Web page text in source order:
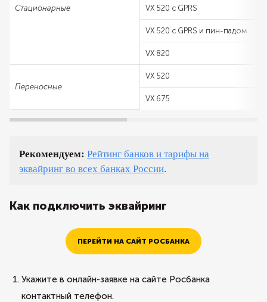
Стационарные VX 520 с GPRS
VX 520 с GPRS и пин-падом
VX 820
Переносные
VX 520
VX 675
Рекомендуем: Рейтинг банков и тарифы на
эквайринг во всех банках России.
Как подключить эквайринг
ПЕРЕЙТИ НА САЙТ РОСБАНКА
Укажите в онлайн-заявке на сайте Росбанка
контактный телефон.